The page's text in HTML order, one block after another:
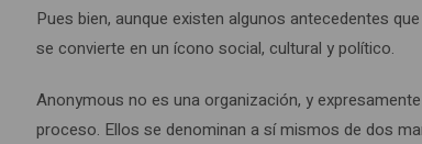
Pues bien, aunque existen algunos antecedentes
se convierte en un ícono social, cultural y político.
Anonymous no es una organización, y
proceso. Ellos se denominan a sí mismos de dos